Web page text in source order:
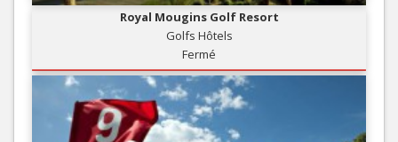
Royal Mougins Golf Resort
Golfs Hôtels
Fermé